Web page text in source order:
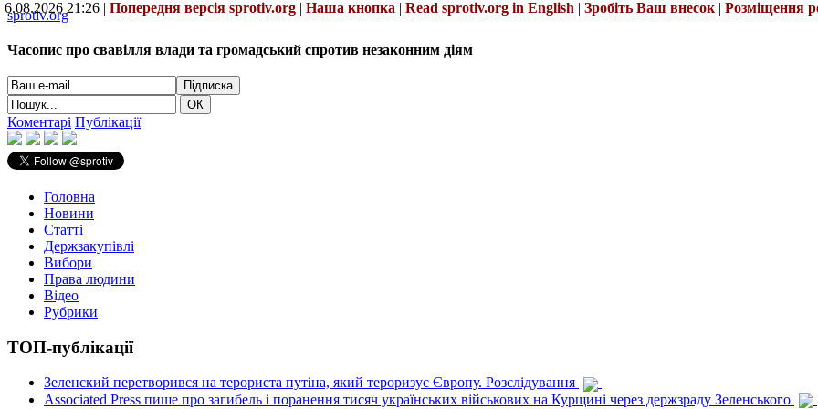
6.08.2026 21:26 | Попередня версія sprotiv.org | Наша кнопка | Read sprotiv.org in English | Зробіть Ваш внесок | Розміщення
sprotiv.org
Часопис про свавілля влади та громадський спротив незаконним діям
Коментарі Публікації
Головна
Новини
Статті
Держзакупівлі
Вибори
Права людини
Відео
Рубрики
ТОП-публікації
Зеленский перетворився на терориста путіна, який тероризує Європу. Розслідування
Associated Press пише про загибель і поранення тисяч українських військових на Курщині через держзраду Зеленського